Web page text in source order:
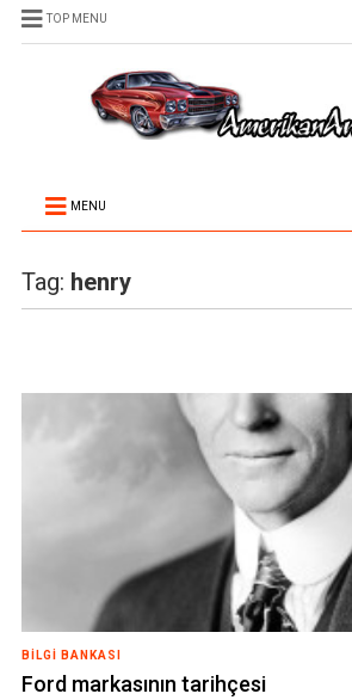
TOP MENU
MENU
Tag: henry
BILGI BANKASI
Ford markasının tarihçesi